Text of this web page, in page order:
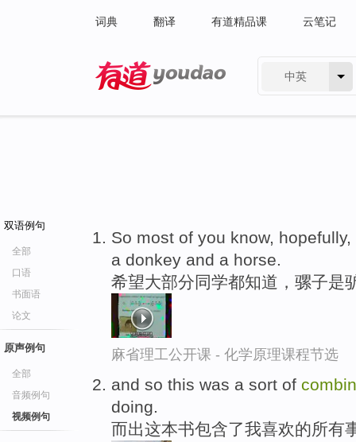
词典 翻译 有道精品课 云笔记
中英
双语例句
全部
口语
书面语
论文
原声例句
全部
音频例句
视频例句
So most of you know,
a donkey and a horse.
希望大部分同学都知道，骡子是
麻省理工公开课 - 化学原理课程节选
and so this was a sort of
doing.
而出这本书包含了我喜欢的所有